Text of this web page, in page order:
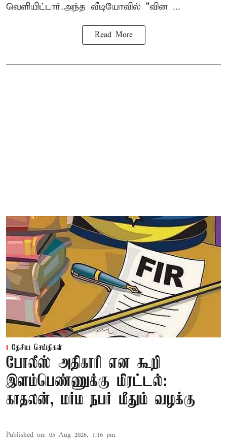
வெளியிட்டார்.அந்த வீடியோவில் "வின ...
Read More
தேசிய செய்திகள்
போலீஸ் அதிகாரி என கூறி
இளம்பெண்ணுக்கு மிரட்டல்:
காதலன், மர்ம நபர் மீதும் வழக்கு
Published on: 05 Aug 2026, 1:16 pm